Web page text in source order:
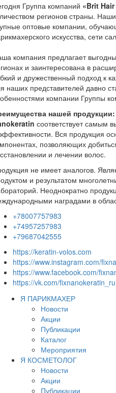
Группа компаний «Brit
регионов страны.
оптовые компании,
искусства, сети
компания предлагает
и заинтересована в
и дружественный подход к
наших представителей давно
компании Группы
нашей продукции:
соответствует самым
Вся продукция
позволяющих
и лечении волос.
не имеет аналогов.
и результатом
Неоднократно
наградами в
+78007757983
+74957257983
+79687042555
https://keratin-volos.com
https://www.instagram.com/
https://www.facebook.com/
https://vk.com/fixnanokeratin_ru
Я ПАРИКМАХЕР
Новости
Акции
Публикации
Каталог
Мероприятия
Я КОСМЕТОЛОГ
Новости
Акции
Публикации